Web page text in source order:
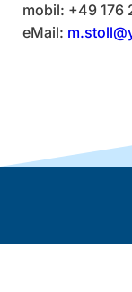
mobil: +49 176
eMail: